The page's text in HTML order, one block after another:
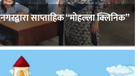
साप्ताहिक “मोहल्ला क्लिनिक”